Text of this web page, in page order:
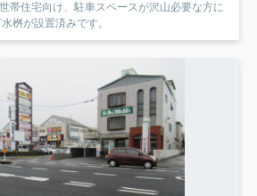
帯住宅向け、駐車スペースが沢山必要な方に
桝が設置済みです。